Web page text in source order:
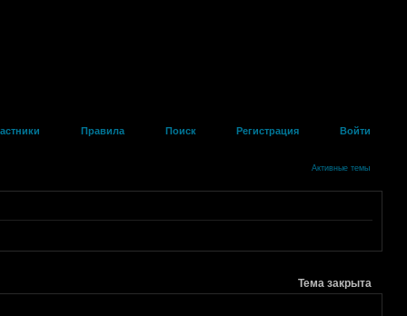
Правила Поиск Регистрация Войти
Активные темы
Тема закрыта